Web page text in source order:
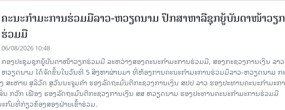
ຄະນະກໍາມະການຮ່ວມມືລາວ-ຫວຽດນາມ ປຶກສາຫາລືຊຸກຍູ້ບັນດາໜ້າວຽກ
ຮ່ວມມື
06/08/2026 10:48
ກອງປະຊຸມຊຸກຍູ້ບັນດາໜ້າວຽກຮ່ວມມື ລະຫວ່າງສອງຄະນະກໍາມະການຮ່ວມມື, ສອງກະຊວງການເງິນ ລາ
ຫວຽດນາມ ໄດ້ຈັດຂຶ້ນໃນວັນທີ 5 ສິງຫາຜ່ານມາ ທີ່ຫ້ອງການຄະນະກໍາມະການຮ່ວມມືລາວ-ຫວຽດນາມ ກ
ສະຫາຍ ສຸລິວັດ ສຸວັນນະຈູມຄຳ ຮອງລັດຖະມົນຕີກະຊວງການເງິນ ສປປ ລາວ ຮອງປະທານຄະນະກໍາມະກ
ນ ກວັກ ເຟືອງ ຮອງລັດຖະມົນຕີກະຊວງການເງິນ ສສ ຫວຽດນາມ ຮອງປະທານຄະນະກໍາມະການຮ່ວມມື
ມທີ່ກ່ຽວຂ້ອງສອງຝ່າຍເຂົ້າຮ່ວມ.